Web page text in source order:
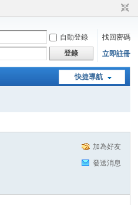
自動登錄
找回密碼
登錄 立即註冊
快捷導航
加為好友
發送消息